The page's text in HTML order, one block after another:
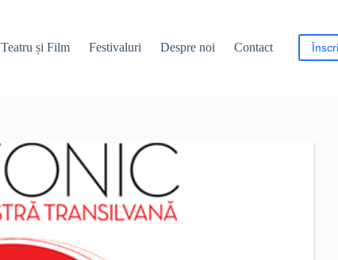
Teatru și Film Festivaluri Despre noi Contact